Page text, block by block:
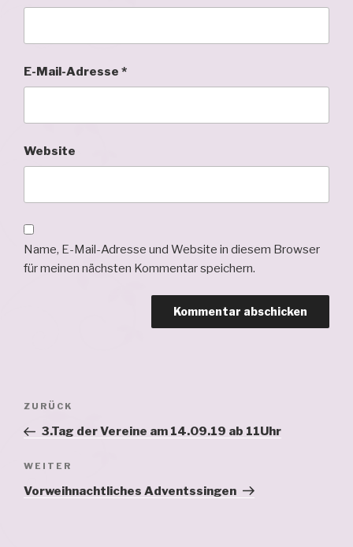
E-Mail-Adresse *
Website
Name, E-Mail-Adresse und Website in diesem Browser
für meinen nächsten Kommentar speichern.
Beitragsnavigation
Vorheriger
Beitrag
ZURÜCK
3.Tag der Vereine am 14.09.19 ab 11Uhr
Nächster
Beitrag
WEITER
Vorweihnachtliches Adventssingen